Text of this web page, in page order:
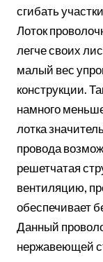
сгибать
Лоток
легче своих
малый вес
конструкции.
намного
лотка
провода
решетчатая
вентиляцию,
обеспечивает
Данный
нержавеющей